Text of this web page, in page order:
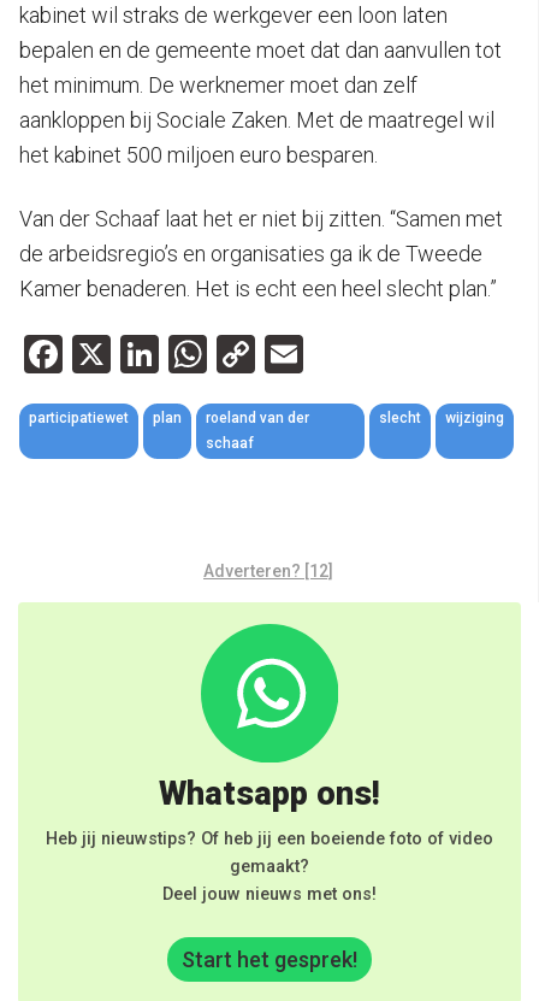
kabinet wil straks de werkgever een loon laten
bepalen en de gemeente moet dat dan aanvullen tot
het minimum. De werknemer moet dan zelf
aankloppen bij Sociale Zaken. Met de maatregel wil
het kabinet 500 miljoen euro besparen.
Van der Schaaf laat het er niet bij zitten. “Samen met
de arbeidsregio’s en organisaties ga ik de Tweede
Kamer benaderen. Het is echt een heel slecht plan.”
Facebook
X LinkedIn
WhatsApp
Copy
Link
participatiewet plan
roeland van der
schaaf
slecht wijziging
Adverteren? [12]
Whatsapp ons!
Heb jij nieuwstips? Of heb jij een boeiende foto of video
gemaakt?
Deel jouw nieuws met ons!
Start het gesprek!